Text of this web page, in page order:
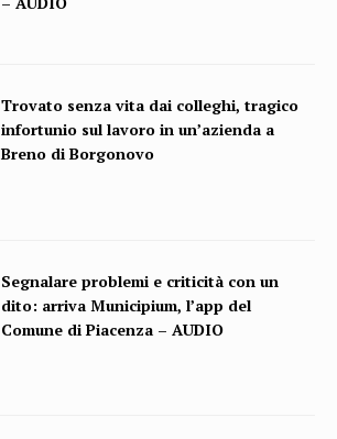
Trovato senza vita dai colleghi, tragico
infortunio sul lavoro in un’azienda a
Breno di Borgonovo
Segnalare problemi e criticità con un
dito: arriva Municipium, l’app del
Comune di Piacenza – AUDIO